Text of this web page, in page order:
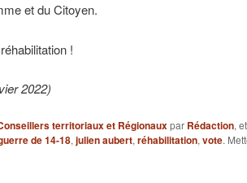
et du Citoyen.
!
2022)
territoriaux et Régionauxpar Rédaction,
de 14-18,julien aubert,réhabilitation,vote.